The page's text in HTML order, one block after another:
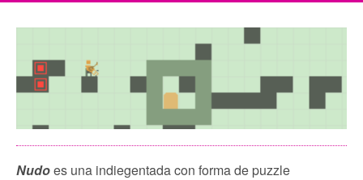
Nudoes una indiegentada con forma de puzzle